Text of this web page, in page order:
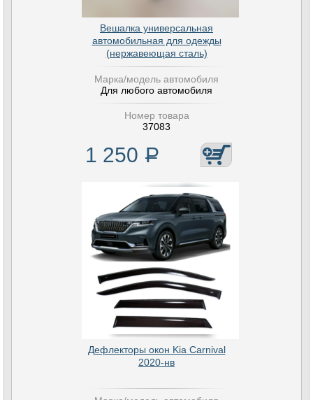
Вешалка универсальная
автомобильная для одежды
(нержавеющая сталь)
Марка/модель автомобиля
Для любого автомобиля
Номер товара
37083
1 250 Р
Дефлекторы окон Kia Carnival
2020-нв